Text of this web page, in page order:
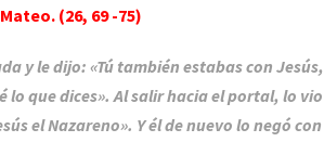
(26, 69 -75)
y le dijo: «Tú también estabas con Jesús,
lo que dices». Al salir hacia el portal, lo vio
el Nazareno». Y él de nuevo lo negó con